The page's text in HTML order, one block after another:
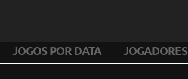
JOGOS POR DATA JOGADORES